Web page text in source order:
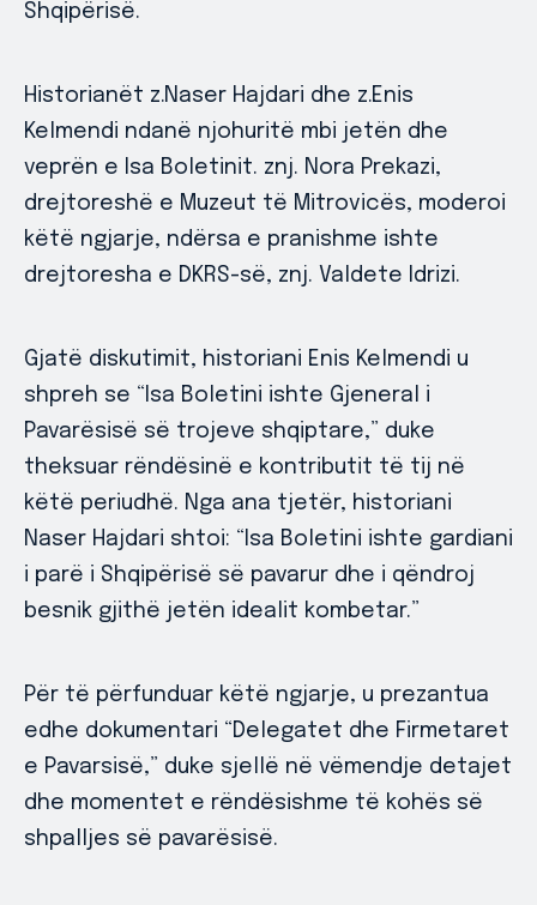
Shqipërisë.
Historianët z.Naser Hajdari dhe z.Enis
Kelmendi ndanë njohuritë mbi jetën dhe
veprën e Isa Boletinit. znj. Nora Prekazi,
drejtoreshë e Muzeut të Mitrovicës, moderoi
këtë ngjarje, ndërsa e pranishme ishte
drejtoresha e DKRS-së, znj. Valdete Idrizi.
Gjatë diskutimit, historiani Enis Kelmendi u
shpreh se “Isa Boletini ishte Gjeneral i
Pavarësisë së trojeve shqiptare,” duke
theksuar rëndësinë e kontributit të tij në
këtë periudhë. Nga ana tjetër, historiani
Naser Hajdari shtoi: “Isa Boletini ishte gardiani
i parë i Shqipërisë së pavarur dhe i qëndroj
besnik gjithë jetën idealit kombetar.”
Për të përfunduar këtë ngjarje, u prezantua
edhe dokumentari “Delegatet dhe Firmetaret
e Pavarsisë,” duke sjellë në vëmendje detajet
dhe momentet e rëndësishme të kohës së
shpalljes së pavarësisë.